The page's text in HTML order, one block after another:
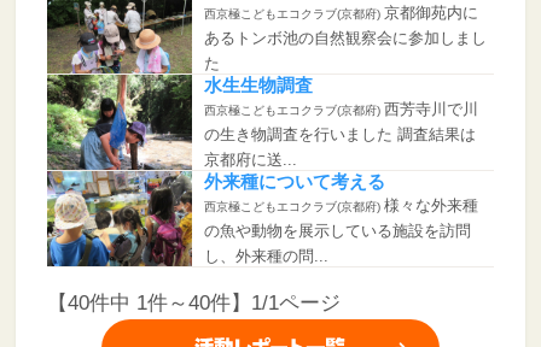
西京極こどもエコクラブ(京都府) 京都御苑内に
あるトンボ池の自然観察会に参加しまし
た
水生生物調査
西京極こどもエコクラブ(京都府) 西芳寺川で川
の生き物調査を行いました 調査結果は
京都府に送...
外来種について考える
西京極こどもエコクラブ(京都府) 様々な外来種
の魚や動物を展示している施設を訪問
し、外来種の問...
【40件中 1件～40件】1/1ページ